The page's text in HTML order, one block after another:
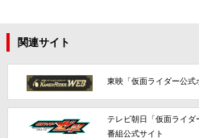
関連サイト
東映「仮面ライダー公式
テレビ朝日「仮面ライダ
番組公式サイト